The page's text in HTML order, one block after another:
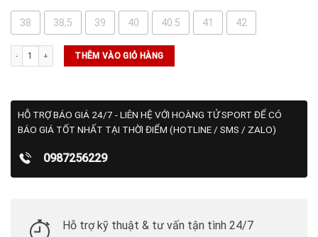
38 38,5 39 40 40.5 41 42
Giày Nike Zoom Challenge ‘Volt Armory Navy’ - ( FQ4155-800 ) số lượng
THÊM VÀO GIỎ HÀNG
HỖ TRỢ BÁO GIÁ 24/7 - LIÊN HỆ VỚI HOÀNG TỬ SPORT ĐỂ CÓ
BÁO GIÁ TỐT NHẤT TẠI THỜI ĐIỂM (HOTLINE / SMS / ZALO)
0987256229
Hỗ trợ kỹ thuật & tư vấn tận tình 24/7